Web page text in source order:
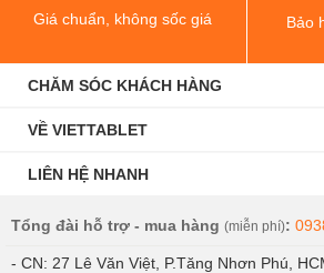
Giá chuẩn, không sốc giá Bảo
CHĂM SÓC KHÁCH HÀNG
VỀ VIETTABLET
LIÊN HỆ NHANH
Tổng đài hỗ trợ - mua hàng (miễn phí):
- CN: 27 Lê Văn Việt, P.Tăng Nhơn Phú,